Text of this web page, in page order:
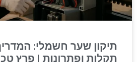
תיקון שער חשמלי:
תקלות ופתרונות | פרץ